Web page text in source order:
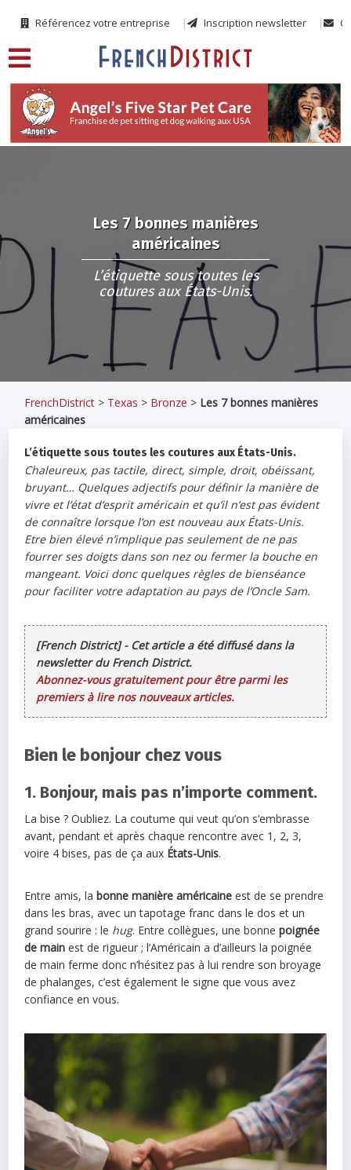
Référencez votre entreprise Inscription newsletter
Les 7 bonnes manières
américaines
L’étiquette sous toutes les
coutures aux États-Unis.
FrenchDistrict > Texas > Bronze > Les 7 bonnes manières
américaines
L’étiquette sous toutes les coutures aux États-Unis.
Chaleureux, pas tactile, direct, simple, droit, obéissant,
bruyant… Quelques adjectifs pour définir la manière de
vivre et l’état d’esprit américain et qu’il n’est pas évident
de connaître lorsque l’on est nouveau aux États-Unis.
Etre bien élevé n’implique pas seulement de ne pas
fourrer ses doigts dans son nez ou fermer la bouche en
mangeant. Voici donc quelques règles de bienséance
pour faciliter votre adaptation au pays de l’Oncle Sam.
[French District] - Cet article a été diffusé dans la
newsletter du French District.
Abonnez-vous gratuitement pour être parmi les
premiers à lire nos nouveaux articles.
Bien le bonjour chez vous
1. Bonjour, mais pas n’importe comment.
La bise ? Oubliez. La coutume qui veut qu’on s’embrasse
avant, pendant et après chaque rencontre avec 1, 2, 3,
voire 4 bises, pas de ça aux États-Unis.
Entre amis, labonne manière américaine est de se prendre
dans les bras, avec un tapotage franc dans le dos et un
grand sourire : le hug. Entre collègues, une bonnepoignée
de main est de rigueur ; l’Américain a d’ailleurs la poignée
de main ferme donc n’hésitez pas à lui rendre son broyage
de phalanges, c’est également le signe que vous avez
confiance en vous.